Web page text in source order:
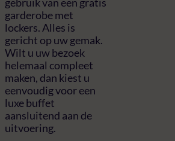
garderobe met
lockers. Alles is
gericht op uw gemak.
Wilt u uw bezoek
helemaal compleet
maken, dan kiest u
eenvoudig voor een
luxe buffet
aansluitend aan de
uitvoering.